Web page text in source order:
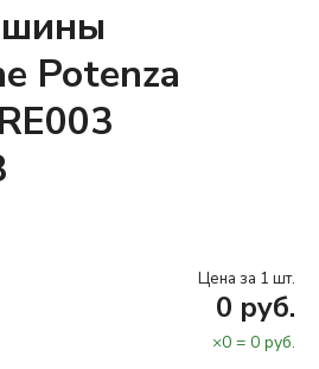
Potenza
Цена за 1 шт.
0 руб.
×0 = 0 руб.